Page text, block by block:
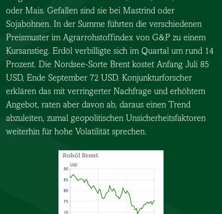
oder Mais. Gefallen sind sie bei Mastrind oder
Sojabohnen. In der Summe führten die verschiedenen
Preismuster im Agrarrohstoffindex von G&P zu einem
Kursanstieg. Erdöl verbilligte sich im Quartal um rund 14
Prozent. Die Nordsee-Sorte Brent kostet Anfang Juli 85
USD, Ende September 72 USD. Konjunkturforscher
erklären das mit verringerter Nachfrage und erhöhtem
Angebot, raten aber davon ab, daraus einen Trend
abzuleiten, zumal geopolitischen Unsicherheitsfaktoren
weiterhin für hohe Volatilität sprechen.